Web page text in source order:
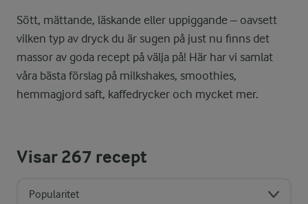
Sött, mättande, läskande eller uppiggande – oavsett
vilken typ av dryck du är sugen på just nu finns det
massor av goda recept på välja på! Här har vi samlat
våra bästa förslag på milkshakes, smoothies,
hemmagjord saft, kaffedrycker och mycket mer.
Visar267 recept
Popularitet